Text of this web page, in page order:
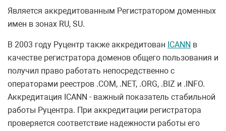
Является аккредитованным Регистратором доменных
имен в зонах RU, SU.
В 2003 году Руцентр также аккредитован ICANN в
качестве регистратора доменов общего пользования и
получил право работать непосредственно с
операторами реестров .COM, .NET, .ORG, .BIZ и .INFO.
Аккредитация ICANN - важный показатель стабильной
работы Руцентра. При аккредитации регистратора
проверяется соответствие надежности работы его